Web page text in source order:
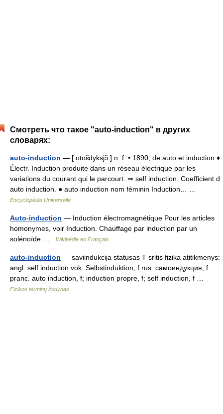
Смотреть что такое "auto-induction" в других
словарях:
auto-induction — [ otoɛ̃dyksjɔ̃ ] n. f. • 1890; de auto et induction ♦
Électr. Induction produite dans un réseau électrique par les
variations du courant qui le parcourt. ⇒ self induction. Coefficient d
auto induction. ● auto induction nom féminin Induction… …
Encyclopédie Universelle
Auto-induction — Induction électromagnétique Pour les articles
homonymes, voir Induction. Chauffage par induction par un
solénoïde …
Wikipédia en Français
auto-induction — saviindukcija statusas T sritis fizika atitikmenys:
angl. self induction vok. Selbstinduktion, f rus. самоиндукция, f
pranc. auto induction, f; induction propre, f; self induction, f …
Fizikos terminų žodynas